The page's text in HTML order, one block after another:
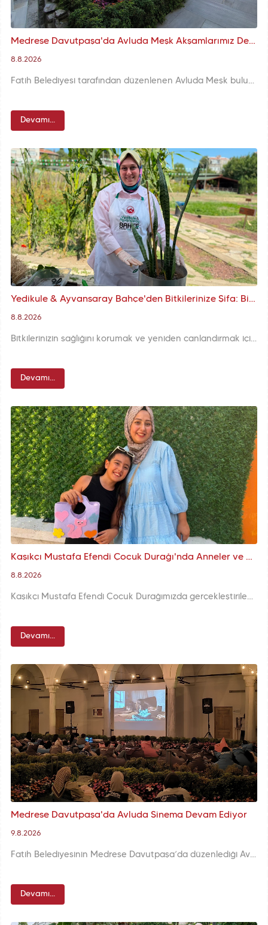
Medrese Davutpaşa'da Avluda Meşk Akşamlarımız Devam Ediyor
8.8.2026
Fatih Belediyesi tarafından düzenlenen Avluda Meşk buluşmaları, Medrese Davutpaşa’nın tarihî atmosferinde Türk Sanat Musikisi’nin seçkin eserleriyle devam ediyor.
Devamı...
Yedikule & Ayvansaray Bahçe'den Bitkilerinize Şifa: Bitki Hastanesi'nde Profesyonel Bakım Devam Ediyor
8.8.2026
Bitkilerinizin sağlığını korumak ve yeniden canlandırmak için Yedikule & Ayvansaray Bahçe'de hizmet veren Bitki Hastanesi bitki sahiplerine randevusuz destek sunarak yeşilin korunmasına katkı sağlıyor.
Devamı...
Kaşıkçı Mustafa Efendi Çocuk Durağı'nda Anneler ve Çocuklarımız Aynı Masada Buluştu, Sevgi Temalı Keçe Çantalar Hazırladı
8.8.2026
Kaşıkçı Mustafa Efendi Çocuk Durağımızda gerçekleştirilen “Anne ve Çocuk Keçe Çanta Hazırlıyoruz” programında anneler ve çocuklarımız aynı masa etrafında buluşarak sevgi temalı keçe çantalar hazırladı.
Devamı...
Medrese Davutpaşa'da Avluda Sinema Devam Ediyor
9.8.2026
Fatih Belediyesinin Medrese Davutpaşa’da düzenlediği Avluda Sinema programı, film gösterimleri ve yönetmen söyleşileriyle sinemaseverleri buluşturmaya devam ediyor.
Devamı...